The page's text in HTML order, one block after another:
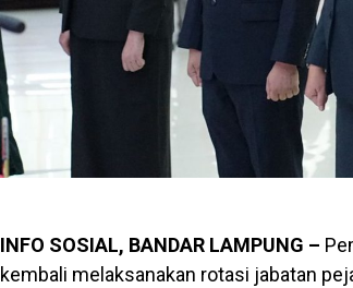
INFO SOSIAL, BANDAR LAMPUNG –
kembali melaksanakan rotasi jabatan